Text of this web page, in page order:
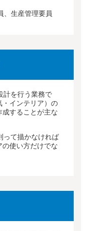
、生産管理要員
計を行う業務で
・インテリア）の
することが主な
って描かなければ
使い方だけでな